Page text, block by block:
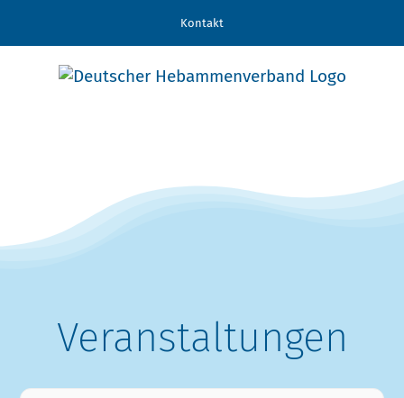
Kontakt
Veranstaltungen